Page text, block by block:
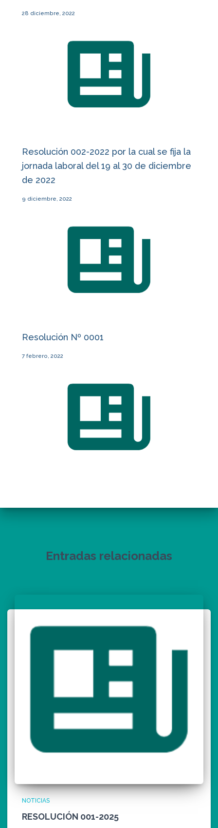
28 diciembre, 2022
Resolución 002-2022 por la cual se fija la
jornada laboral del 19 al 30 de diciembre
de 2022
9 diciembre, 2022
Resolución Nº 0001
7 febrero, 2022
Entradas relacionadas
NOTICIAS
RESOLUCIÓN 001-2025